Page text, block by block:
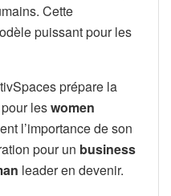
Cette
puissant pour les
prépare la
leswomen
l’importance de son
pour un business
leader en devenir.